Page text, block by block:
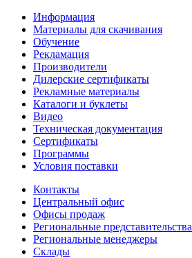
Информация
Материалы для скачивания
Обучение
Рекламация
Производители
Дилерские сертификаты
Рекламные материалы
Каталоги и буклеты
Видео
Техническая документация
Сертификаты
Программы
Условия поставки
Контакты
Центральный офис
Офисы продаж
Региональные представительства
Региональные менеджеры
Склады